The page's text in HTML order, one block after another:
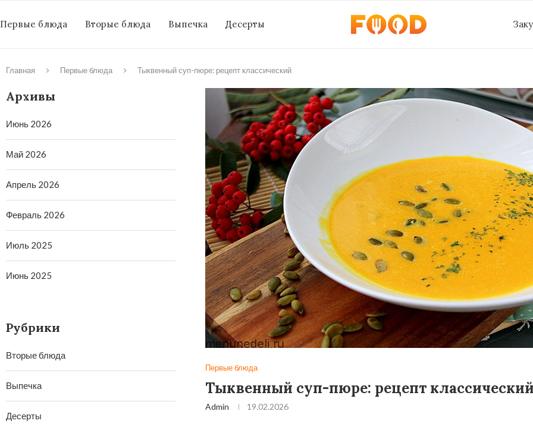
Первые блюда Вторые блюда Выпечка Десерты
Главная Первые блюда Тыквенный суп-пюре: рецепт классический
Первые блюда
Тыквенный суп-пюре: рецепт классический
Admin 19.02.2026
Архивы
Июнь 2026
Май 2026
Апрель 2026
Февраль 2026
Июль 2025
Июнь 2025
Рубрики
Вторые блюда
Выпечка
Десерты